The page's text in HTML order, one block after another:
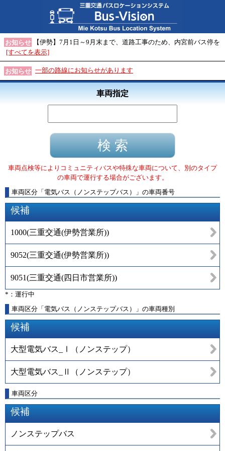
お知らせ
【伊勢】7月1日～9月末まで、道路工事のため、内宮前バス停を
[すべてを表示]
お知らせ 一部の路線にお知らせがあります
車両指定
車両点検等によりコミュニティバスや特殊な車両について、別のタイプ
の車両で運行する場合がございます。
車両区分 「 電気バス（ノンステップバス） 」 の車両番号
候補
1000(三重交通(伊勢営業所))
9052(三重交通(伊勢営業所))
9051(三重交通(四日市営業所))
*：運行中
車両区分「電気バス（ノンステップバス）」の車両種別
候補
大型電気バス_Ⅰ（ノンステップ）
大型電気バス_Ⅱ（ノンステップ）
車両区分
候補
ノンステップバス